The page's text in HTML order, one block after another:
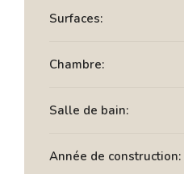
Surfaces:
Chambre:
Salle de bain:
Année de construction: